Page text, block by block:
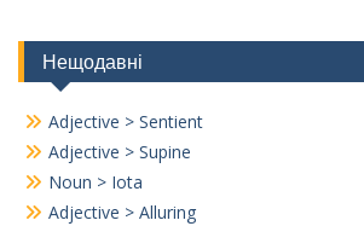
Нещодавні
Adjective > Sentient
Adjective > Supine
Noun > Iota
Adjective > Alluring